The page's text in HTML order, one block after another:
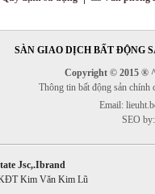
SÀN GIAO DỊCH BẤT ĐỘNG
Copyright © 2015 ®
Thông tin bất động sản
Email:
SEO
Jsc,.Ibrand
KĐT Kim Văn Kim Lũ